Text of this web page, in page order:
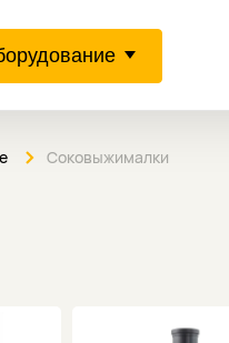
Соковыжималки